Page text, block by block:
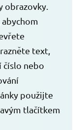
obrazovky.
text,
číslo nebo
použijte
tlačítkem